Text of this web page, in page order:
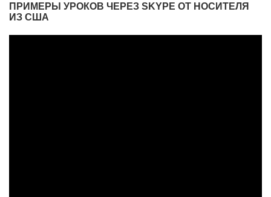
ПРИМЕРЫ УРОКОВ ЧЕРЕЗ SKYPE ОТ НОСИТЕЛЯ
ИЗ США